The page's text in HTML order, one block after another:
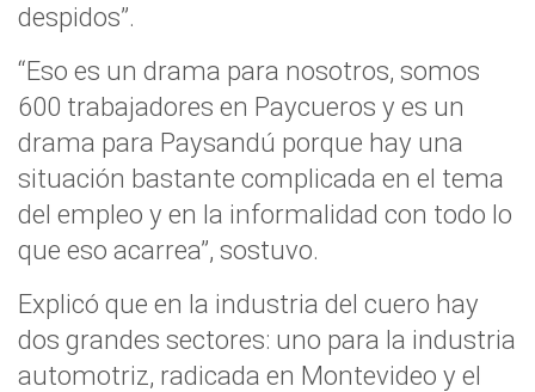
despidos”.
“Eso es un drama para nosotros, somos
600 trabajadores en Paycueros y es un
drama para Paysandú porque hay una
situación bastante complicada en el tema
del empleo y en la informalidad con todo lo
que eso acarrea”, sostuvo.
Explicó que en la industria del cuero hay
dos grandes sectores: uno para la industria
automotriz, radicada en Montevideo y el